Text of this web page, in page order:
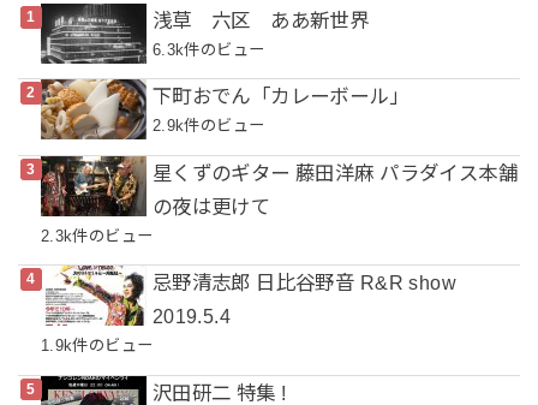
浅草 六区 ああ新世界
6.3k件のビュー
下町おでん「カレーボール」
2.9k件のビュー
星くずのギター 藤田洋麻 パラダイス本舗
の夜は更けて
2.3k件のビュー
忌野清志郎 日比谷野音 R&R show
2019.5.4
1.9k件のビュー
沢田研二 特集 !